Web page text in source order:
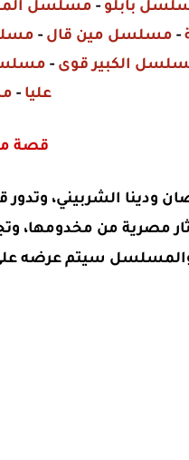
بابلو - مسلسل
- مسلسل مين قال -
الكبير قوى -
عليا -
قصة
الشربيني،
مصرية من مخدومها،
سيتم عرضه ع